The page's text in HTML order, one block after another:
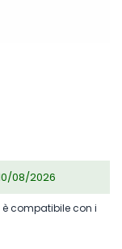
08/2026
compatibile con i